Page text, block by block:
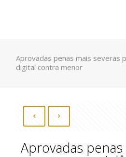
Aprovadas penas mais severas
digital contra menor
Aprovadas penas